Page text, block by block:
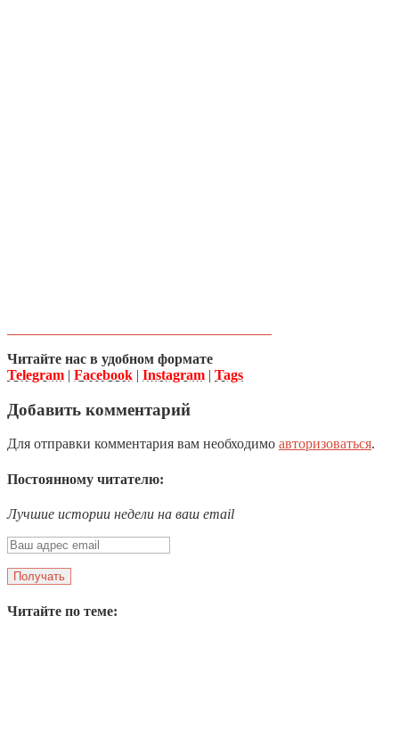
Читайте нас в удобном формате
Telegram | Facebook | Instagram | Tags
Добавить комментарий
Для отправки комментария вам необходимо авторизоваться.
Постоянному читателю:
Лучшие истории недели на ваш email
Читайте по теме: